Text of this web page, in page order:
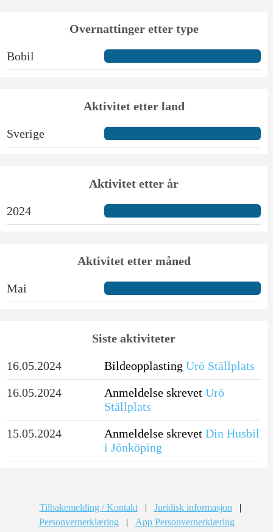
Overnattinger etter type
Bobil
Aktivitet etter land
Sverige
Aktivitet etter år
2024
Aktivitet etter måned
Mai
Siste aktiviteter
16.05.2024 Bildeopplasting Urö Ställplats
16.05.2024
Anmeldelse skrevet Urö
Ställplats
15.05.2024
Anmeldelse skrevet Din Husbil
i Jönköping
Tilbakemelding / Kontakt | Juridisk informasjon
|
Personvernerklæring
| App Personvernerklæring